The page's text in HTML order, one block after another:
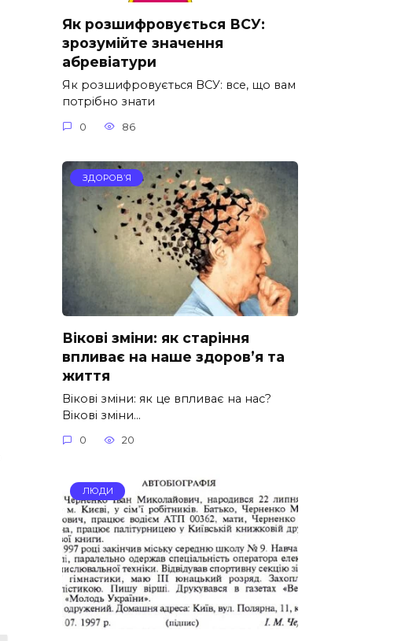
Як розшифровується ВСУ:
зрозумійте значення
абревіатури
Як розшифровується ВСУ: все, що вам
потрібно знати
0 86
ЗДОРОВ’Я
Вікові зміни: як старіння
впливає на наше здоров’я та
життя
Вікові зміни: як це впливає на нас?
Вікові зміни…
0 20
ЛЮДИ